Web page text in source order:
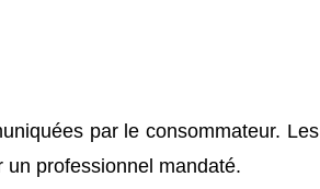
par le consommateur. Les
professionnel mandaté.